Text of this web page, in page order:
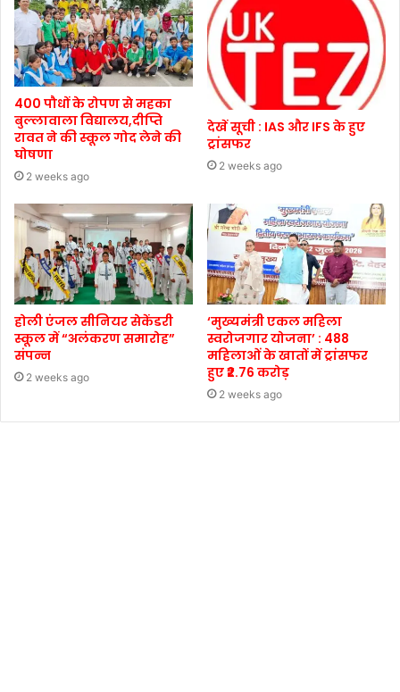
400 पौधों के रोपण से महका
बुल्लावाला विद्यालय,दीप्ति
रावत ने की स्कूल गोद लेने की
घोषणा
2 weeks ago
देखें सूची : IAS और IFS के हुए
ट्रांसफर
2 weeks ago
होली एंजल सीनियर सेकेंडरी
स्कूल में “अलंकरण समारोह”
संपन्न
2 weeks ago
‘मुख्यमंत्री एकल महिला
स्वरोजगार योजना’ : 488
महिलाओं के खातों में ट्रांसफर
हुए ₹2.76 करोड़
2 weeks ago